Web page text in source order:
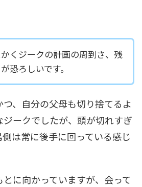
くジークの計画の周到さ、残
恐ろしいです。
、自分の父母も切り捨てるよ
ジークでしたが、頭が切れすぎ
は常に後手に回っている感じ
に向かっていますが、会って